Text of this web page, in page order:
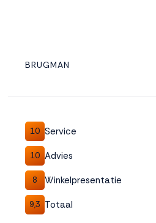
BRUGMAN
10 Service
10 Advies
8 Winkelpresentatie
9,3 Totaal